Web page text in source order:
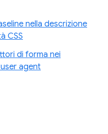
nella descrizione
CSS
di forma nei
agent